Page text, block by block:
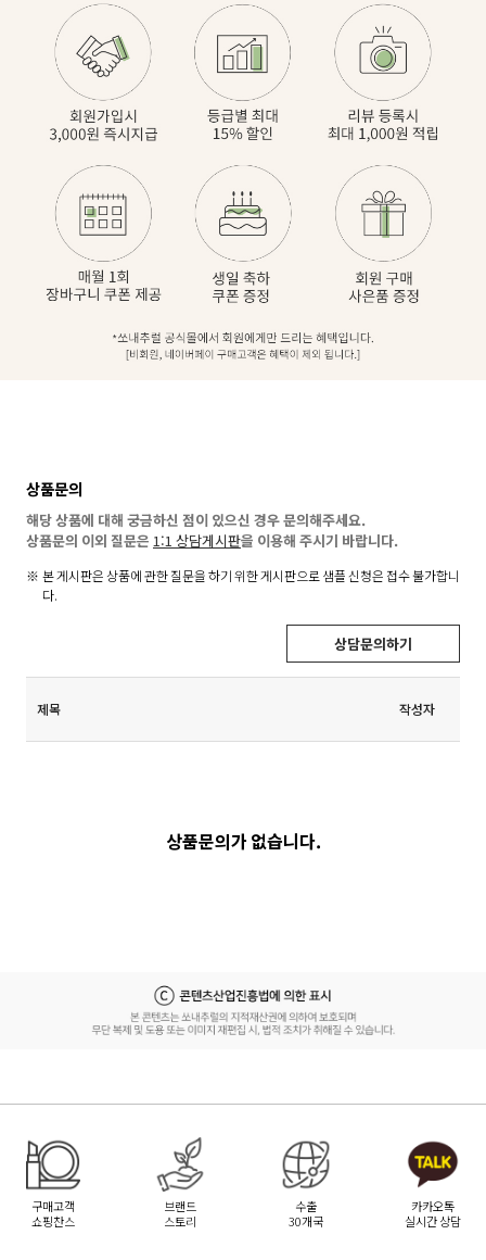
상품문의
해당 상품에 대해 궁금하신 점이 있으신 경우 문의해주세요.
상품문의 이외 질문은 1:1 상담게시판을 이용해 주시기 바랍니다.
본 게시판은 상품에 관한 질문을 하기 위한 게시판으로 샘플 신청은 접수 불가합니
다.
상담문의하기
제목 작성자
상품문의가 없습니다.
구매고객
쇼핑찬스
브랜드
스토리
수출
30개국
카카오톡
실시간 상담